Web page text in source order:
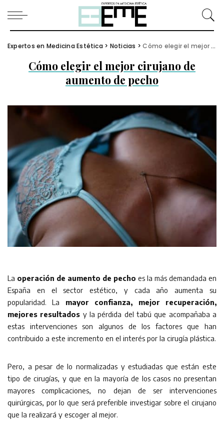
Expertos en Medicina Estética > Noticias >Cómo elegir el mejor cirujano de aumento de pecho
Cómo elegir el mejor cirujano de
aumento de pecho
La operación de aumento de pecho es la más demandada en
España en el sector estético, y cada año aumenta su
popularidad. La mayor confianza, mejor recuperación,
mejores resultados y la pérdida del tabú que acompañaba a
estas intervenciones son algunos de los factores que han
contribuido a este incremento en el interés por la cirugía plástica.
Pero, a pesar de lo normalizadas y estudiadas que están este
tipo de cirugías, y que en la mayoría de los casos no presentan
mayores complicaciones, no dejan de ser intervenciones
quirúrgicas, por lo que será preferible investigar sobre el cirujano
que la realizará y escoger al mejor.